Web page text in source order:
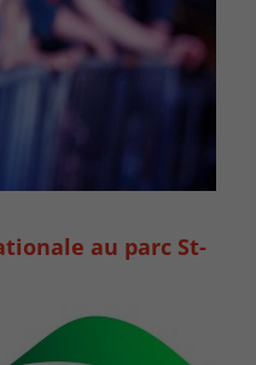
au parc St-